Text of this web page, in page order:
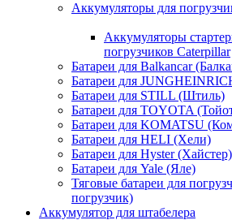
Аккумуляторы для
Аккумуляторы
погрузчиков Caterpillar
Батареи для Balkancar
Батареи для
Батареи для STILL (Штиль)
Батареи для TOYOTA
Батареи для KOMATSU
Батареи для HELI (Хели)
Батареи для Hyster (Хайстер)
Батареи для Yale (Яле)
Тяговые батареи для
погрузчик)
Аккумулятор для штабелера